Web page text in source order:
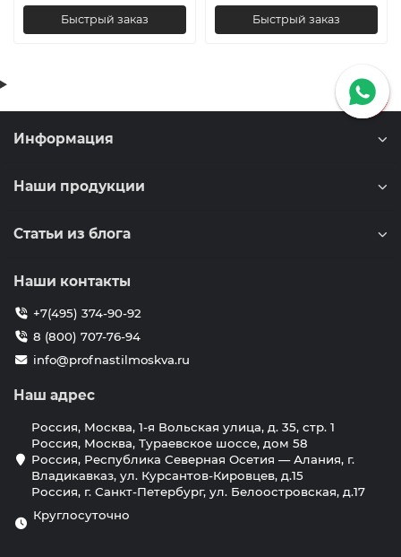
Быстрый заказ Быстрый заказ
Информация
Наши продукции
Статьи из блога
Наши контакты
+7(495) 374-90-92
8 (800) 707-76-94
info@profnastilmoskva.ru
Наш адрес
Россия, Москва, 1-я Вольская улица, д. 35, стр. 1
Россия, Москва, Тураевское шоссе, дом 58
Россия, Республика Северная Осетия — Алания, г.
Владикавказ, ул. Курсантов-Кировцев, д.15
Россия, г. Санкт-Петербург, ул. Белоостровская, д.17
Круглосуточно